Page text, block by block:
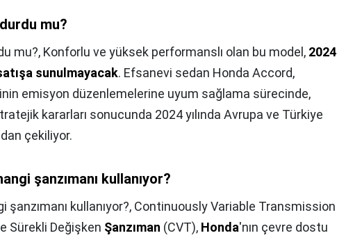
mu?
mu?, Konforlu ve yüksek performanslı olan bu model, 2024
sunulmayacak. Efsanevi sedan Honda Accord,
emisyon düzenlemelerine uyum sağlama sürecinde,
kararları sonucunda 2024 yılında Avrupa ve Türkiye
çekiliyor.
şanzımanı kullanıyor?
kullanıyor?, Continuously Variable Transmission
Sürekli Değişken Şanzıman (CVT), Honda'nın çevre dostu